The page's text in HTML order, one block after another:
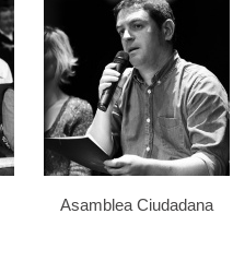
Asamblea Ciudadana